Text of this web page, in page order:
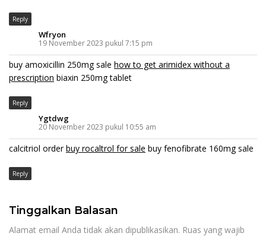
Reply
Wfryon
19 November 2023 pukul 7:15 pm
buy amoxicillin 250mg sale how to get arimidex without a
prescription biaxin 250mg tablet
Reply
Ygtdwg
20 November 2023 pukul 10:55 am
calcitriol orderbuy rocaltrol for sale buy fenofibrate 160mg sale
Reply
Tinggalkan Balasan
Alamat email Anda tidak akan dipublikasikan. Ruas yang wajib